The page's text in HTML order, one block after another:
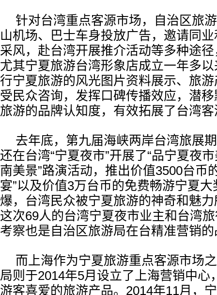
针对台湾重点客源市场，自治区旅
山机场、巴士车身投放广告，邀请同
采风，赴台湾开展推介活动等多种途
尤其宁夏旅游台湾形象店成立一年多
行宁夏旅游的风光图片资料展示、旅
受民众咨询，发挥口碑传播效应，潜
旅游的品牌认知度，有效拓展了台湾
去年底，第九届海峡两岸台湾旅展
还在台湾“宁夏夜市”开展了“品宁夏夜
南美景”路演活动，推出价值3500台币
宴”以及价值3万台币的免费畅游宁夏
爆，台湾民众被宁夏旅游的神奇和魅
这次69人的台湾宁夏夜市业主和台湾
考察也是自治区旅游局在台精准营销
而上海作为宁夏旅游重点客源市场
局则于2014年5月设立了上海营销中心
游客喜爱的旅游产品。2014年11月，